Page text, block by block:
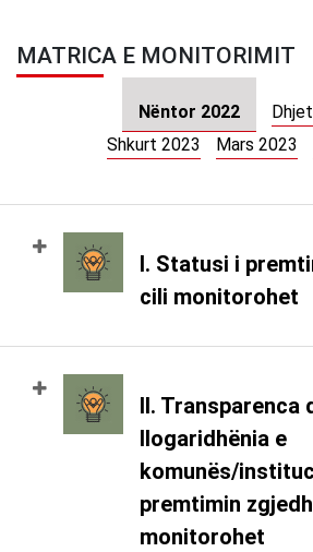
MATRICA E MONITORIMIT
Nëntor 2022
Shkurt 2023
Mars 2023
I. Statusi i
cili monitorohet
II. Transparenca
llogaridhënia e
komunës/
premtimin
monitorohet